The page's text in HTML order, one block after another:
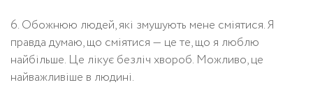
6. Обожнюю людей, які змушують мене сміятися. Я
правда думаю, що сміятися — це те, що я люблю
найбільше. Це лікує безліч хвороб. Можливо, це
найважливіше в людині.